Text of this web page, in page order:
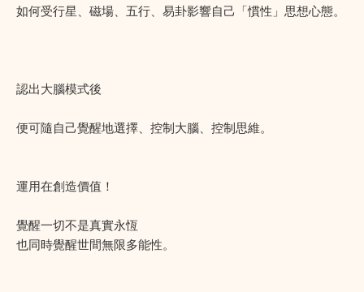
如何受行星、磁場、五行、易卦影響自己「慣性」思想心態。
認出大腦模式後
便可隨自己覺醒地選擇、控制大腦、控制思維。
運用在創造價值！
覺醒一切不是真實永恆
也同時覺醒世間無限多能性。